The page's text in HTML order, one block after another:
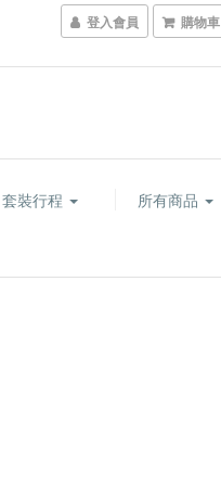
登入會員 購物車
套裝行程 所有商品